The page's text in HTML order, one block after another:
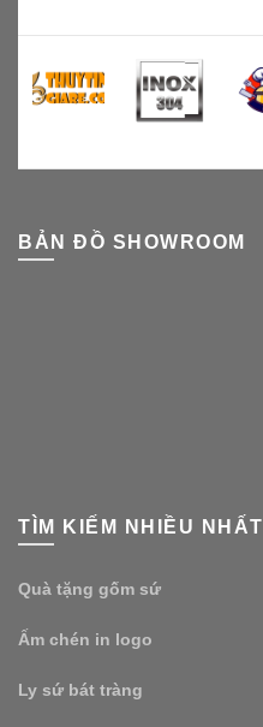
BẢN ĐỒ SHOWROOM
TÌM KIẾM NHIỀU NHẤT
Quà tặng gốm sứ
Ấm chén in logo
Ly sứ bát tràng